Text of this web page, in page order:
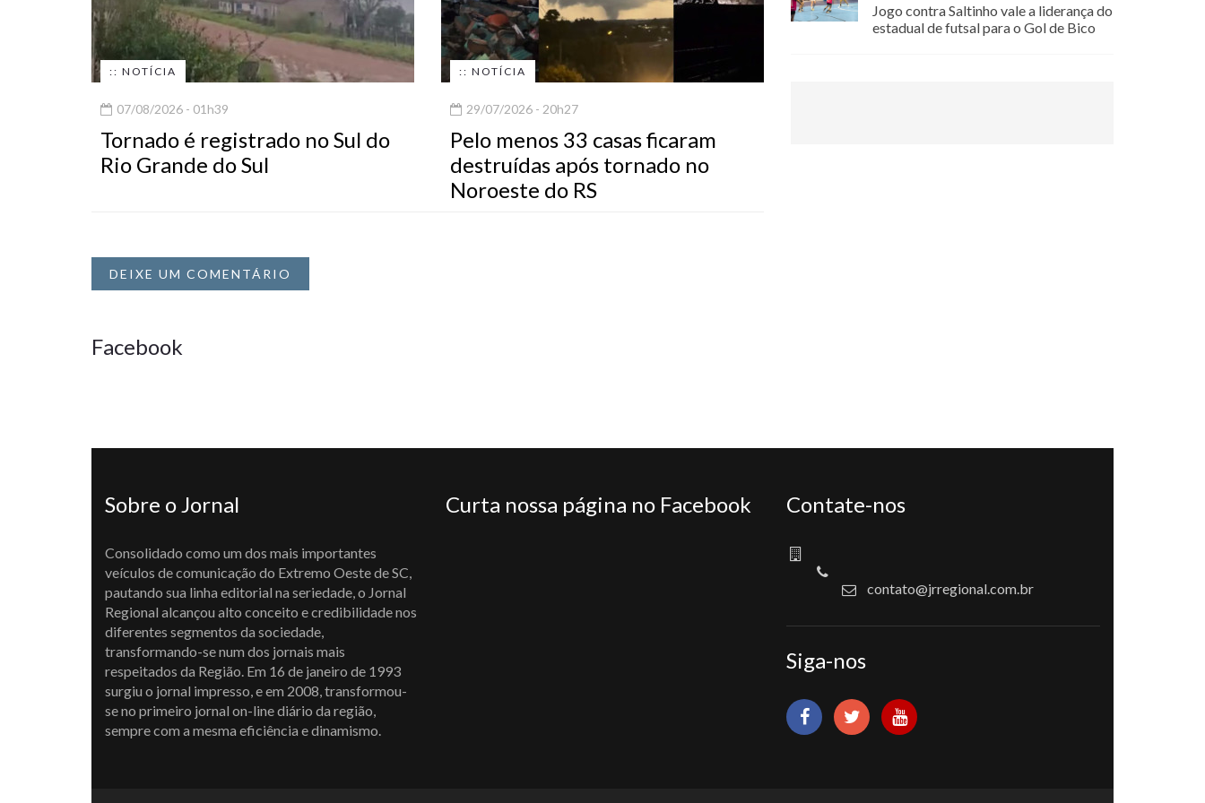
:: NOTÍCIA
07/08/2026 - 01h39
Tornado é registrado no Sul do
Rio Grande do Sul
:: NOTÍCIA
29/07/2026 - 20h27
Pelo menos 33 casas ficaram
destruídas após tornado no
Noroeste do RS
DEIXE UM COMENTÁRIO
Facebook
Jogo contra Saltinho vale a liderança do
estadual de futsal para o Gol de Bico
Sobre o Jornal
Consolidado como um dos mais importantes
veículos de comunicação do Extremo Oeste de SC,
pautando sua linha editorial na seriedade, o Jornal
Regional alcançou alto conceito e credibilidade nos
diferentes segmentos da sociedade,
transformando-se num dos jornais mais
respeitados da Região. Em 16 de janeiro de 1993
surgiu o jornal impresso, e em 2008, transformou-
se no primeiro jornal on-line diário da região,
sempre com a mesma eficiência e dinamismo.
Curta nossa página no Facebook Contate-nos
contato@jrregional.com.br
Siga-nos